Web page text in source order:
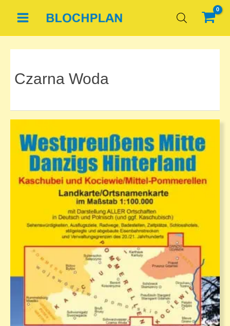
Inhalt
springen
Czarna Woda